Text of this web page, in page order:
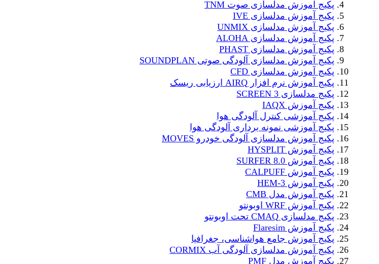
پکیج آموزش مدلسازی صوت TNM
پکیج آموزش مدلسازی IVE
پکیج آموزش مدلسازی UNMIX
پکیج آموزش مدلسازی ALOHA
پکیج آموزش مدلسازی PHAST
پکیج آموزش مدلسازی آلودگی صوتی SOUNDPLAN
پکیج آموزش مدلسازی CFD
پکیج آموزش نرم افزار AIRQ ارزیابی ریسک
پکیج مدلسازی SCREEN 3
پکیج آموزش IAQX
پکیج آموزشی کنترل آلودگی هوا
پکیج آموزشی نمونه برداری آلودگی هوا
پکیج آموزش مدلسازی آلودگی خودرو MOVES
پکیج آموزش HYSPLIT
پکیج آموزش SURFER 8.0
پکیج آموزش CALPUFF
پکیج آموزش HEM-3
پکیج آموزش مدل CMB
پکیج آموزش WRF اوبونتو
پکیج مدلسازی CMAQ تحت اوبونتو
پکیج آموزش Flaresim
پکیج آموزش جامع هواشناسی، جغرافیا
پکیج آموزش مدلسازی آلودگی آب CORMIX
پکیج آموزش مدل PMF